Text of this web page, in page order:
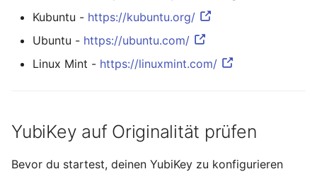
Oktober 2018
September 2018
April 2018
Februar 2018
Kubuntu - https://kubuntu.org/
Ubuntu - https://ubuntu.com/
Linux Mint - https://linuxmint.com/
YubiKey auf Originalität prüfen
Bevor du startest, deinen YubiKey zu konfigurieren